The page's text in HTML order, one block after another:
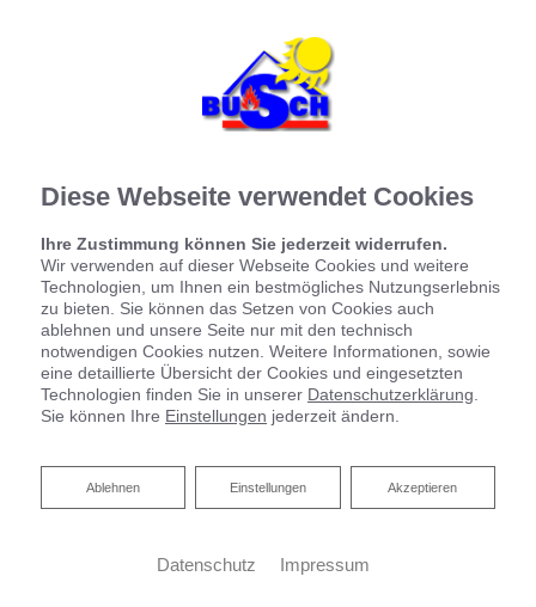
Diese Webseite verwendet Cookies
Ihre Zustimmung können Sie jederzeit widerrufen.
Wir verwenden auf dieser Webseite Cookies und weitere
Technologien, um Ihnen ein bestmögliches Nutzungserlebnis
zu bieten. Sie können das Setzen von Cookies auch
ablehnen und unsere Seite nur mit den technisch
notwendigen Cookies nutzen. Weitere Informationen, sowie
eine detaillierte Übersicht der Cookies und eingesetzten
Technologien finden Sie in unserer Datenschutzerklärung
Sie können Ihre Einstellungen jederzeit ändern.
Akzeptieren
Einstellungen
Ablehnen
Ablehnen
Datenschutz Impressum